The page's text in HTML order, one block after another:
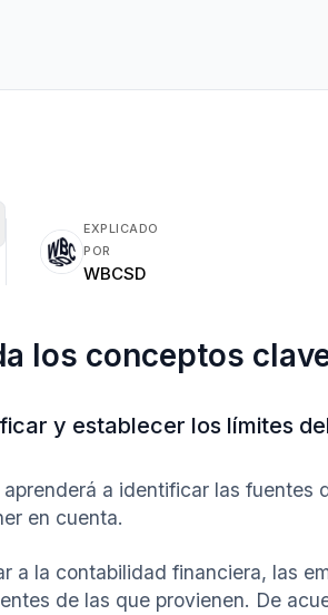
EXPLICADO
POR
WBCSD
los conceptos
y establecer los límites
a identificar las fuentes
en cuenta.
a la contabilidad financiera, las
de las que provienen. De